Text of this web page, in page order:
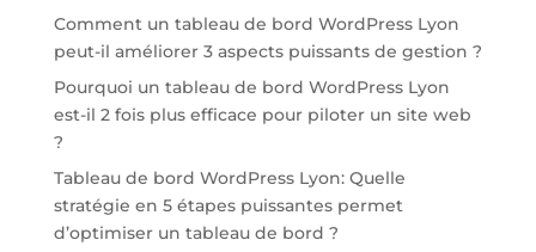
Comment un tableau de bord WordPress Lyon
peut-il améliorer 3 aspects puissants de gestion ?
Pourquoi un tableau de bord WordPress Lyon
est-il 2 fois plus efficace pour piloter un site web
?
Tableau de bord WordPress Lyon: Quelle
stratégie en 5 étapes puissantes permet
d’optimiser un tableau de bord ?